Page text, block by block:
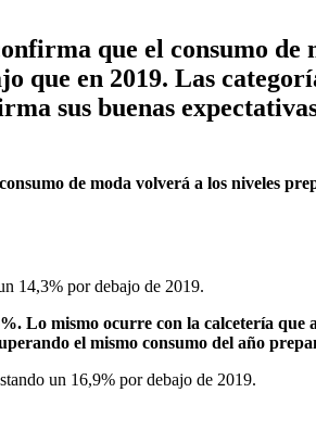
que el consumo de
que en 2019. Las
sus buenas
de moda volverá a los niveles
14,3% por debajo de 2019.
Lo mismo ocurre con la calcetería que
el mismo consumo del año
un 16,9% por debajo de 2019.